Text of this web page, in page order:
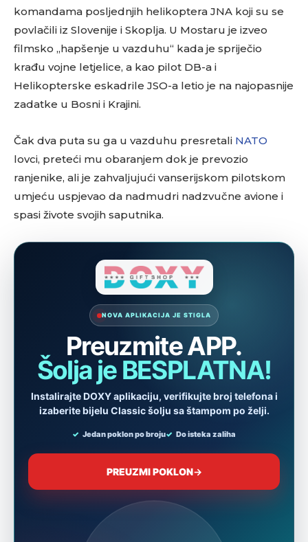
komandama posljednjih helikoptera JNA koji su se
povlačili iz Slovenije i Skoplja. U Mostaru je izveo
filmsko „hapšenje u vazduhu“ kada je spriječio
krađu vojne letjelice, a kao pilot DB-a i
Helikopterske eskadrile JSO-a letio je na najopasnije
zadatke u Bosni i Krajini.
Čak dva puta su ga u vazduhu presretali NATO
lovci, preteći mu obaranjem dok je prevozio
ranjenike, ali je zahvaljujući vanserijskom pilotskom
umjeću uspjevao da nadmudri nadzvučne avione i
spasi živote svojih saputnika.